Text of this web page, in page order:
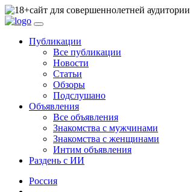
сайт для совершеннолетней аудитории
Публикации
Все публикации
Новости
Статьи
Обзоры
Подслушано
Объявления
Все объявления
Знакомства с мужчинами
Знакомства с женщинами
Интим объявления
Раздень с ИИ
Россия